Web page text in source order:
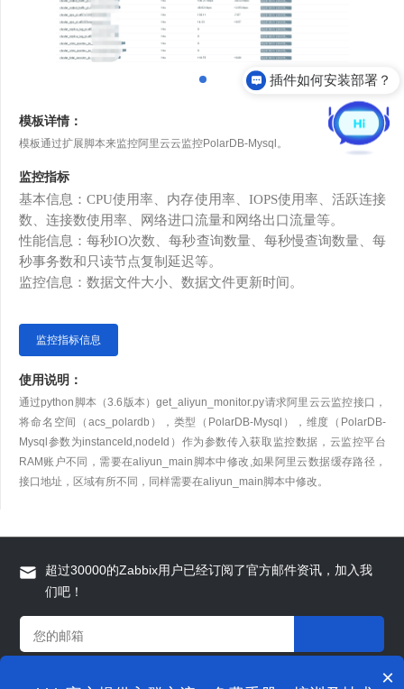
模板详情：
模板通过扩展脚本来监控阿里云云监控PolarDB-Mysql。
监控指标
基本信息：CPU使用率、内存使用率、 IOPS使用率、活跃连接
数、连接数使用率、网络进口流量和网络出口流量等。
性能信息：每秒IO次数、每秒查询数量、每秒慢查询数量、每
秒事务数和只读节点复制延迟等。
监控信息：数据文件大小、数据文件更新时间。
监控指标信息
使用说明：
通过python脚本（3.6版本）get_aliyun_monitor.py请求阿里云云监控接口，
将命名空间（acs_polardb），类型（PolarDB-Mysql），维度（PolarDB-
Mysql参数为instanceId,nodeId）作为参数传入获取监控数据，云监控平台
RAM账户不同，需要在aliyun_main脚本中修改,如果阿里云数据缓存路径，
接口地址，区域有所不同，同样需要在aliyun_main脚本中修改。
超过30000的Zabbix用户已经订阅了官方邮件资讯，加入我
们吧！
插件如何安装部署？
×